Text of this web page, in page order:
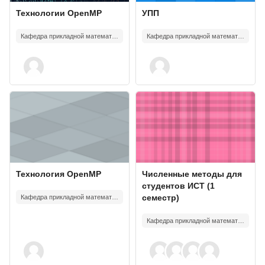
Course image
Course name
Технологии OpenMP Course image
Course name
УПП
Course image" Технология OpenMP
Course image
Course name
Технология OpenMP
Course image" Численные
Course image
Course name
Численные методы для
студентов ИСТ (1
семестр)